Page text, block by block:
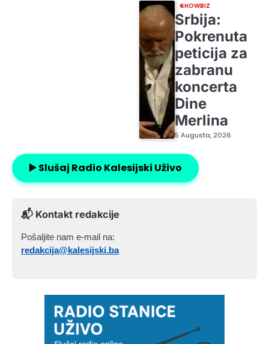
SHOWBIZ
Srbija:
Pokrenuta
peticija za
zabranu
koncerta
Dine
Merlina
5 Augusta, 2026
▶️ Slušaj Radio Kalesijski Uživo
📬 Kontakt redakcije
Pošaljite nam e-mail na:
redakcija@kalesijski.ba